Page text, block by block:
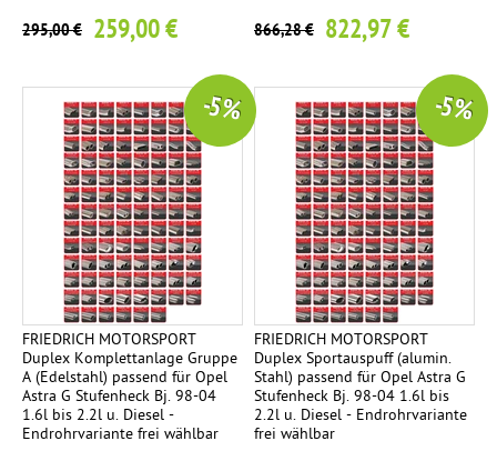
295,00 € 259,00 € 866,28 € 822,97 €
FRIEDRICH MOTORSPORT
Duplex Komplettanlage Gruppe
A (Edelstahl) passend für Opel
Astra G Stufenheck Bj. 98-04
1.6l bis 2.2l u. Diesel -
Endrohrvariante frei wählbar
-5 %
FRIEDRICH MOTORSPORT
Duplex Sportauspuff (alumin.
Stahl) passend für Opel Astra G
Stufenheck Bj. 98-04 1.6l bis
2.2l u. Diesel - Endrohrvariante
frei wählbar
-5 %